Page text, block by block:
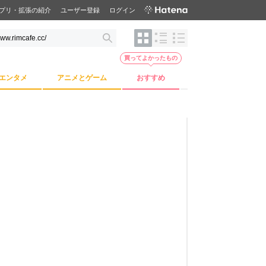
リ・拡張の紹介 ユーザー登録 ログイン
ンタメ アニメとゲーム おすすめ
買ってよかったもの